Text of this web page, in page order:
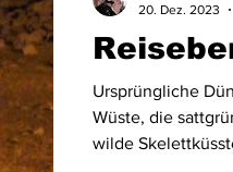
Ursprüngliche
Wüste, die
wilde
20. Dez. 2023